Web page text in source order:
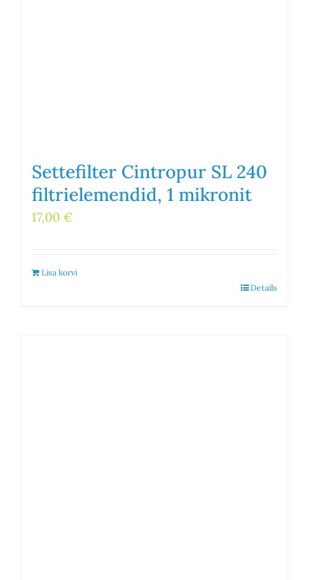
Settefilter Cintropur SL 240
filtrielemendid, 1 mikronit
17,00 €
Lisa korvi
Details